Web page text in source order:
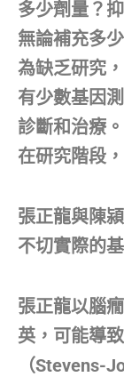
多少劑量？
無論補充多
為缺乏研究
有少數基因
診斷和治療
在研究階段
張正龍與陳
不切實際的
張正龍以腦
英，可能導
（Stevens-